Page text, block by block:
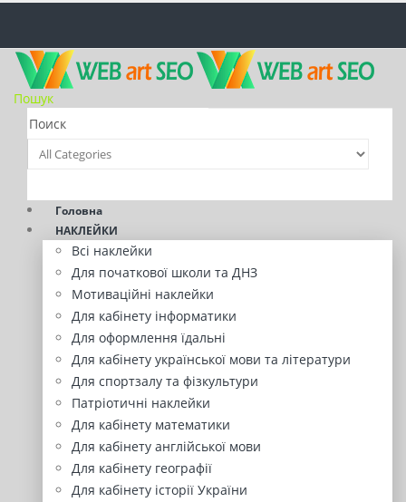
Пошук
Головна
НАКЛЕЙКИ
Всі наклейки
Для початкової школи та ДНЗ
Мотиваційні наклейки
Для кабінету інформатики
Для оформлення їдальні
Для кабінету української мови та літератури
Для спортзалу та фізкультури
Патріотичні наклейки
Для кабінету математики
Для кабінету англійської мови
Для кабінету географії
Для кабінету історії України